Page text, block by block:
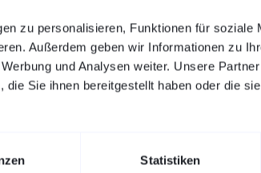
zu personalisieren, Funktionen für soziale
Außerdem geben wir Informationen zu
und Analysen weiter. Unsere
Sie ihnen bereitgestellt haben oder die
Statistiken